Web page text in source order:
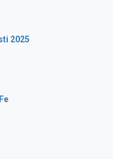
2025